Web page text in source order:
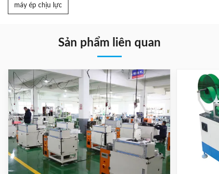
máy ép chịu lực
Sản phẩm liên quan